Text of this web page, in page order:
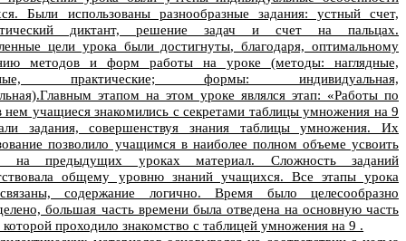
Были использованы разнообразные задания: устный счет,
диктант, решение задач и счет на пальцах.
цели урока были достигнуты, благодаря, оптимальному
методов и форм работы на уроке (методы: наглядные,
практические; формы: индивидуальная,
этапом на этом уроке являлся этап: «Работы по
нем учащиеся знакомились с секретами таблицы умножения на 9
задания, совершенствуя знания таблицы умножения. Их
позволило учащимся в наиболее полном объеме усвоить
на предыдущих уроках материал. Сложность заданий
общему уровню знаний учащихся. Все этапы урока
содержание логично. Время было целесообразно
большая часть времени была отведена на основную часть
которой проходило знакомство с таблицей умножения на 9 .